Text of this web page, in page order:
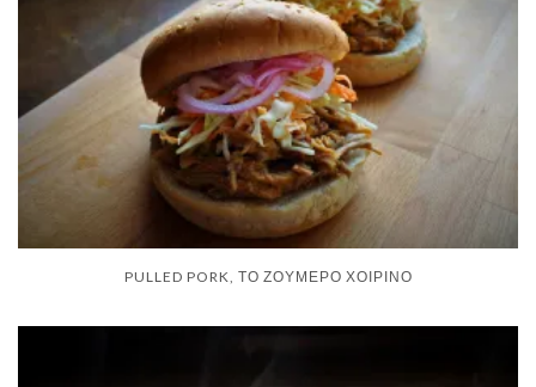
PULLED PORK, ΤΟ ΖΟΥΜΕΡΌ ΧΟΙΡΙΝΌ